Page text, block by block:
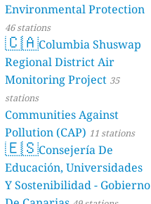
Environmental Protection
46 stations
🇨🇦Columbia Shuswap
Regional District Air
Monitoring Project 35
stations
Communities Against
Pollution (CAP) 11 stations
🇪🇸Consejería De
Educación, Universidades
Y Sostenibilidad - Gobierno